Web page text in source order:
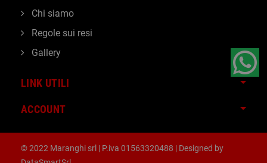
LINK UTILI
ACCOUNT
Chi siamo
Regole sui resi
Gallery
© 2022 Maranghi srl | P.iva 01563320488 | Designed by